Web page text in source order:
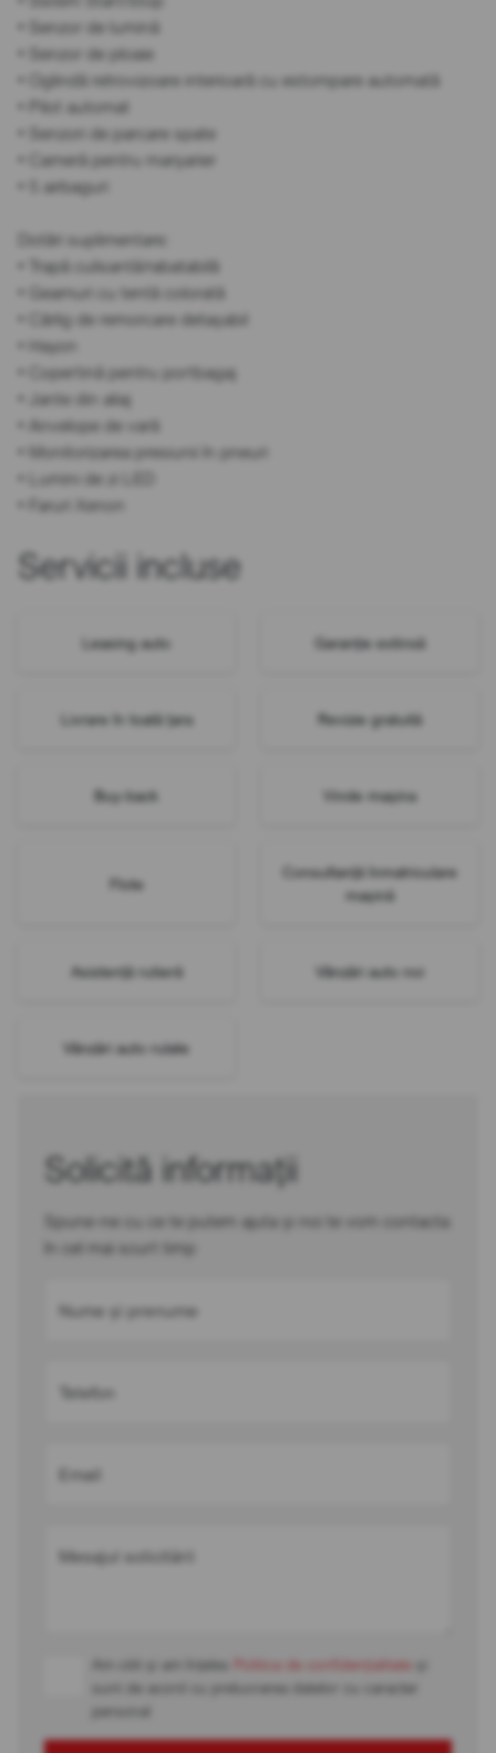
• Senzor de lumină
• Senzor de ploaie
• Oglindă retrovizoare interioară cu estompare automată
• Pilot automat
• Senzori de parcare spate
• Cameră pentru marșarier
• 5 airbaguri
Dotări suplimentare:
• Trapă culisantă/rabatabilă
• Geamuri cu tentă colorată
• Cârlig de remorcare detașabil
• Hayon
• Copertină pentru portbagaj
• Jante din aliaj
• Anvelope de vară
• Monitorizarea presiunii în pneuri
• Lumini de zi LED
• Faruri Xenon
Servicii incluse
Leasing auto Garanție extinsă
Livrare în toată țara Revizie gratuită
Buy-back Vinde mașina
Flote
Consultanță înmatriculare
mașină
Asistență rutieră Vânzări auto noi
Vânzări auto rulate
Solicită informații
Spune-ne cu ce te putem ajuta și noi te vom contacta
în cel mai scurt timp
Nume și prenume
Telefon
Email
Mesajul solicitării
Am citit și am înțeles Politica de confidențialitate
sunt de acord cu prelucrarea datelor cu caracter
personal